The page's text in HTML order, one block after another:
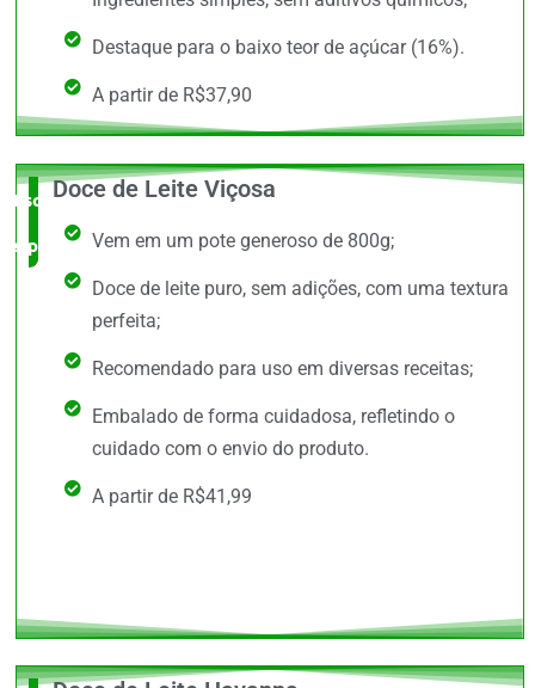
Destaque para o baixo teor de açúcar (16%).
A partir de R$37,90
Escolha do
especialista
Doce de Leite Viçosa
Vem em um pote generoso de 800g;
Doce de leite puro, sem adições, com uma textura
perfeita;
Recomendado para uso em diversas receitas;
Embalado de forma cuidadosa, refletindo o
cuidado com o envio do produto.
A partir de R$41,99